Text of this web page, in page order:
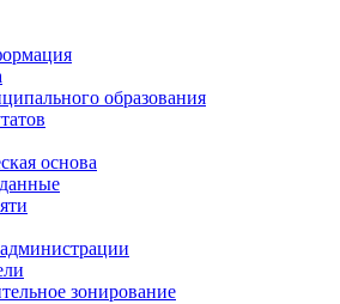
образования
основа
зонирование